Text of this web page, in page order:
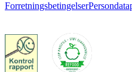
Forretningsbetingelser